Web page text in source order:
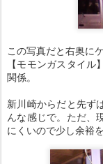
この写真だと右奥に
【モモンガスタイ
関係。
新川崎からだと先ず
んな感じで。ただ、
にくいので少し余裕